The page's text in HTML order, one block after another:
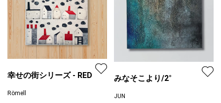
幸せの街シリーズ - RED
Römell
みなそこより/2°
JUN